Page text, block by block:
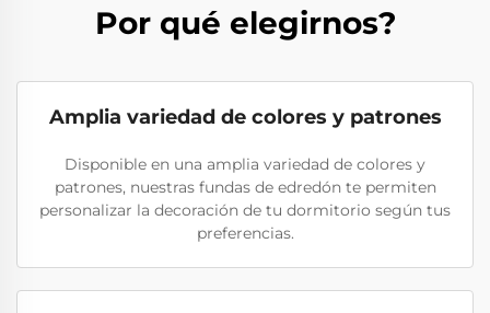
Por qué elegirnos?
Amplia variedad de colores y patrones
Disponible en una amplia variedad de colores y
patrones, nuestras fundas de edredón te permiten
personalizar la decoración de tu dormitorio según tus
preferencias.